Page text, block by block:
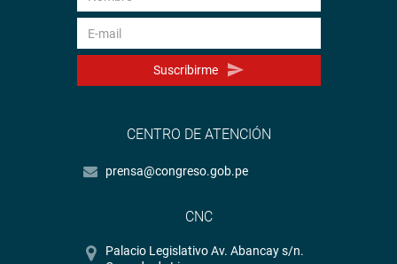
Suscribirme
CENTRO DE ATENCIÓN
prensa@congreso.gob.pe
CNC
Palacio Legislativo Av. Abancay s/n.